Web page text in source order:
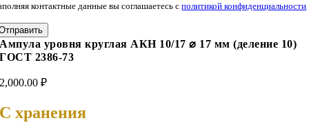
контактные данные вы соглашаетесь сполитикой конфиденциальности
Ампула уровня круглая АКН 10/17 ⌀ 17 мм (деление 10)
ГОСТ 2386-73
2,000.00₽
С хранения